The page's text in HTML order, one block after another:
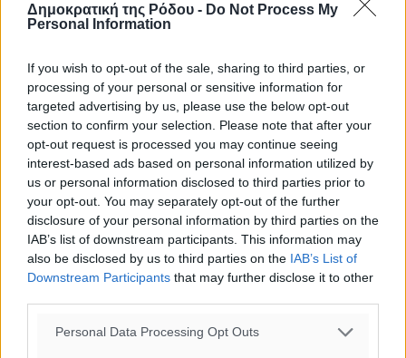
Δημοκρατική της Ρόδου - Do Not Process My
Personal Information
If you wish to opt-out of the sale, sharing to third parties, or
processing of your personal or sensitive information for
targeted advertising by us, please use the below opt-out
section to confirm your selection. Please note that after your
opt-out request is processed you may continue seeing
interest-based ads based on personal information utilized by
us or personal information disclosed to third parties prior to
your opt-out. You may separately opt-out of the further
disclosure of your personal information by third parties on the
IAB’s list of downstream participants. This information may
also be disclosed by us to third parties on the IAB’s List of
Downstream Participants that may further disclose it to other
Personal Data Processing Opt Outs
0
ΣΧΕΤΙΚΆ
ΔΙΑΒΑΣΕ ΕΠΙΣΗΣ
ΣΥΝΕΝΤΕΎΞΕΙΣ
για το νέο τουριστικό προϊόν της Δωδεκανήσου»